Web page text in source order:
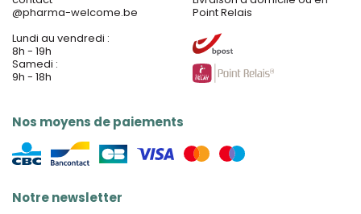
@pharma-welcome.be
Lundi au vendredi :
8h - 19h
Samedi :
9h - 18h
Nos moyens de paiements
Point Relais
Notre newsletter